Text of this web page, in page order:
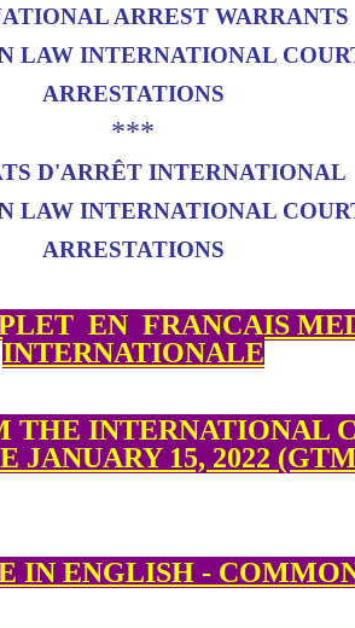
ARREST WARRANTS
LAW INTERNATIONAL
ARRESTATIONS
***
D'ARRÊT INTERNATIONAL
LAW INTERNATIONAL
ARRESTATIONS
INTERNATIONALE
THE INTERNATIONAL
JANUARY 15, 2022
IN ENGLISH -